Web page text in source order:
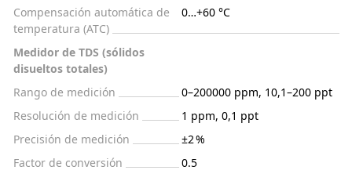
Compensación automática de
temperatura (ATC)
0…+60 °С
Medidor de TDS (sólidos
disueltos totales)
Rango de medición
0–200000 ppm, 10,1–200 ppt
Resolución de medición
1 ppm, 0,1 ppt
Precisión de medición
±2 %
Factor de conversión
0.5